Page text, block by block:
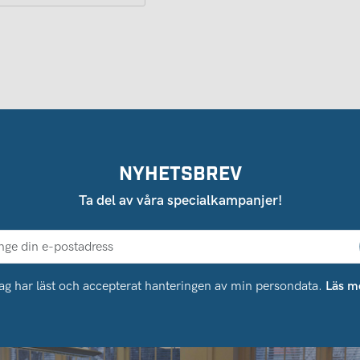
NYHETSBREV
Ta del av våra specialkampanjer!
har läst och accepterat hanteringen av min persondata. Läs